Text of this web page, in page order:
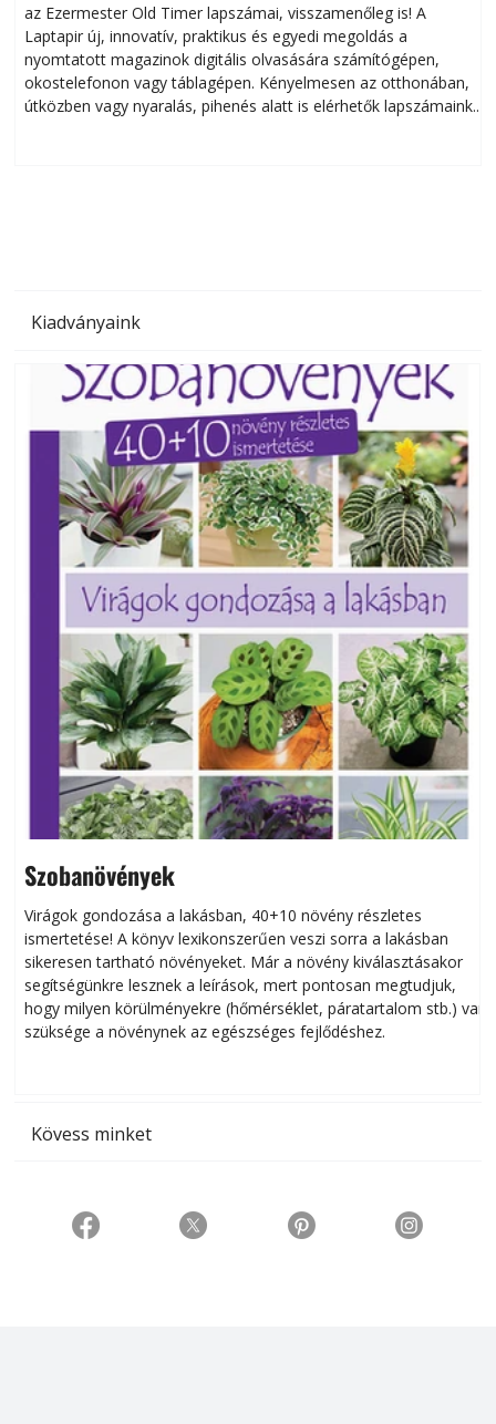
az Ezermester Old Timer lapszámai, visszamenőleg is! A
Laptapir új, innovatív, praktikus és egyedi megoldás a
nyomtatott magazinok digitális olvasására számítógépen,
okostelefonon vagy táblagépen. Kényelmesen az otthonában,
útközben vagy nyaralás, pihenés alatt is elérhetők lapszámaink.
Kiadványaink
Szobanövények
Virágok gondozása a lakásban, 40+10 növény részletes
ismertetése! A könyv lexikonszerűen veszi sorra a lakásban
sikeresen tart­ha­tó növényeket. Már a növény kiválasztásakor
segítségünkre lesznek a leírások, mert pontosan megtudjuk,
hogy milyen körülményekre (hőmérséklet, páratartalom stb.) van
szüksége a növénynek az egészséges fejlődéshez.
Kövess minket